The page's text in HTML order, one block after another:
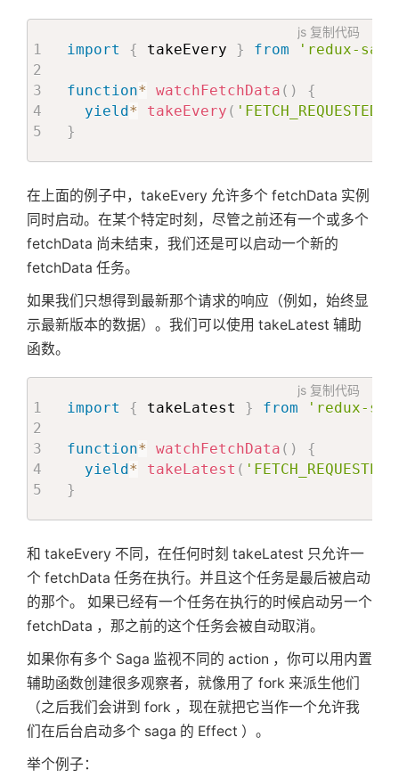
js 复制代码
import { takeEvery } from 'redux-
function* watchFetchData ( )
{
yield* takeEvery ( 'FETCH_REQUESTED'
}
在上面的例子中，takeEvery 允许多个 fetchData 实例
同时启动。在某个特定时刻，尽管之前还有一个或多个
fetchData 尚未结束，我们还是可以启动一个新的
fetchData 任务。
如果我们只想得到最新那个请求的响应（例如，始终显
示最新版本的数据）。我们可以使用 takeLatest 辅助
函数。
js 复制代码
import { takeLatest } from 'redux-
function* watchFetchData ( )
{
yield* takeLatest ( 'FETCH_REQUESTED'
}
和 takeEvery 不同，在任何时刻 takeLatest 只允许一
个 fetchData 任务在执行。并且这个任务是最后被启动
的那个。 如果已经有一个任务在执行的时候启动另一个
fetchData ，那之前的这个任务会被自动取消。
如果你有多个 Saga 监视不同的 action ，你可以用内置
辅助函数创建很多观察者，就像用了 fork 来派生他们
（之后我们会讲到 fork ，现在就把它当作一个允许我
们在后台启动多个 saga 的 Effect ）。
举个例子：